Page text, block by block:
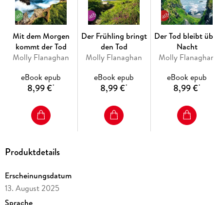
Mit dem Morgen
kommt der Tod
Molly Flanaghan
eBook epub
8,99 €*
Der Frühling bringt
den Tod
Molly Flanaghan
eBook epub
8,99 €*
Der Tod bleibt
Nacht
Molly Flanaghan
eBook epub
8,99 €*
Produktdetails
Erscheinungsdatum
13. August 2025
Sprache